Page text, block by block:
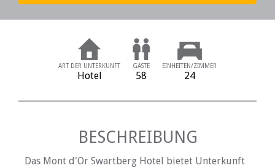
ART DER UNTERKUNFT
Hotel
GÄSTE
58
EINHEITEN/ZIMMER
24
BESCHREIBUNG
Das Mont d'Or Swartberg Hotel bietet Unterkunft